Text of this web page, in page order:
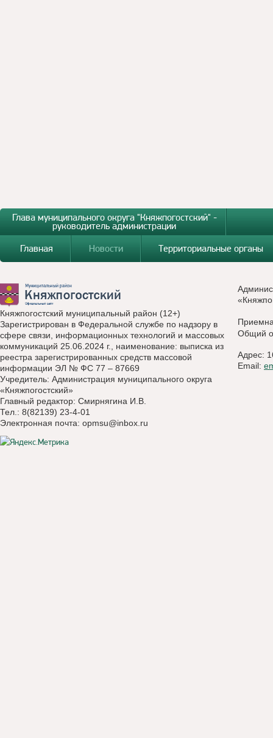
Глава муниципального округа "Княжпогостский" -
руководитель администрации
Главная
Новости Территориальные органы
Княжпогостский муниципальный район (12+)
Зарегистрирован в Федеральной службе по надзору в
сфере связи, информационных технологий и массовых
коммуникаций 25.06.2024 г., наименование: выписка из
реестра зарегистрированных средств массовой
информации ЭЛ № ФС 77 – 87669
Учредитель: Администрация муниципального округа
«Княжпогостский»
Главный редактор: Смирнягина И.В.
Тел.: 8(82139) 23-4-01
Электронная почта: opmsu@inbox.ru
Общий
Адрес:
Email: